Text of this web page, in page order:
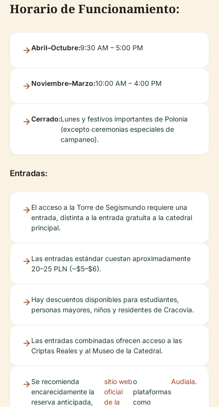
Horario de Funcionamiento:
Abril–Octubre:9:30 AM – 5:00 PM
Noviembre–Marzo:10:00 AM – 4:00 PM
Cerrado:Lunes y festivos importantes de Polonia
(excepto ceremonias especiales de
campaneo).
Entradas:
El acceso a la Torre de Segismundo requiere una
entrada, distinta a la entrada gratuita a la catedral
principal.
Las entradas estándar cuestan aproximadamente
20–25 PLN (~$5–$6).
Hay descuentos disponibles para estudiantes,
personas mayores, niños y residentes de Cracovia.
Las entradas combinadas ofrecen acceso a las
Criptas Reales y al Museo de la Catedral.
Se recomienda
encarecidamente la
reserva anticipada,
sitio web
oficial
de la
o
plataformas
como
Audiala.